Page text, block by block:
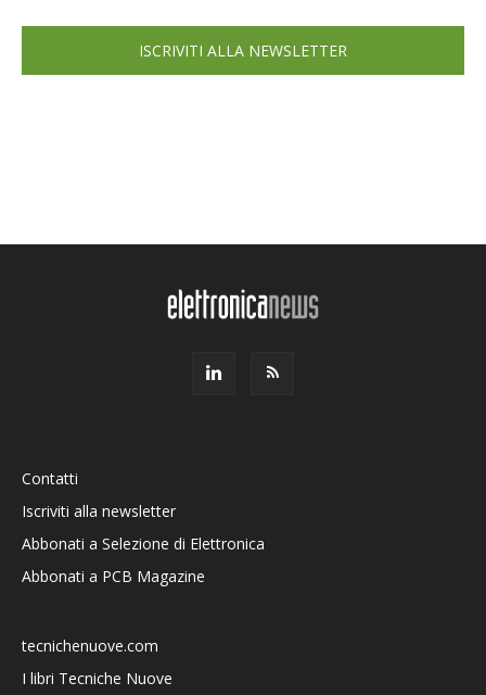
ISCRIVITI ALLA NEWSLETTER
Contatti
Iscriviti alla newsletter
Abbonati a Selezione di Elettronica
Abbonati a PCB Magazine
tecnichenuove.com
I libri Tecniche Nuove